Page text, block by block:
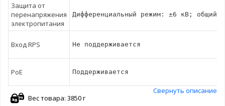
Защита от
перенапряжения
электропитания
Дифференциальный режим: ±6 кВ; общий
Вход RPS Не поддерживается
PoE Поддерживается
Свернуть описание
Вес товара: 3850 г